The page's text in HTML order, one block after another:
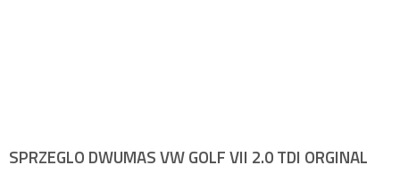
SPRZEGLO DWUMAS VW GOLF VII 2.0 TDI ORGINAL